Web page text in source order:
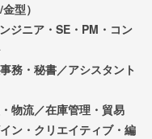
型）
ジニア・SE・PM・コン
務・秘書／アシスタント
物流／在庫管理・貿易
ン・クリエイティブ・編